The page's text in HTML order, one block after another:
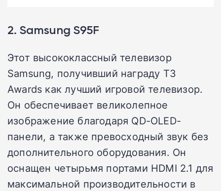
2. Samsung S95F
Этот высококлассный телевизор
Samsung, получивший награду T3
Awards как лучший игровой телевизор.
Он обеспечивает великолепное
изображение благодаря QD-OLED-
панели, а также превосходный звук без
дополнительного оборудования. Он
оснащен четырьмя портами HDMI 2.1 для
максимальной производительности в